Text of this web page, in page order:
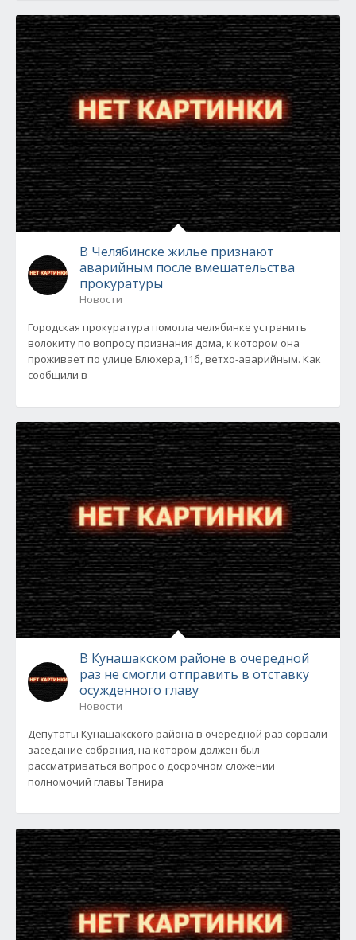
В Челябинске жилье признают
аварийным после вмешательства
прокуратуры
Новости
Городская прокуратура помогла челябинке устранить
волокиту по вопросу признания дома, к котором она
проживает по улице Блюхера,11б, ветхо-аварийным. Как
сообщили в
В Кунашакском районе в очередной
раз не смогли отправить в отставку
осужденного главу
Новости
Депутаты Кунашакского района в очередной раз сорвали
заседание собрания, на котором должен был
рассматриваться вопрос о досрочном сложении
полномочий главы Танира